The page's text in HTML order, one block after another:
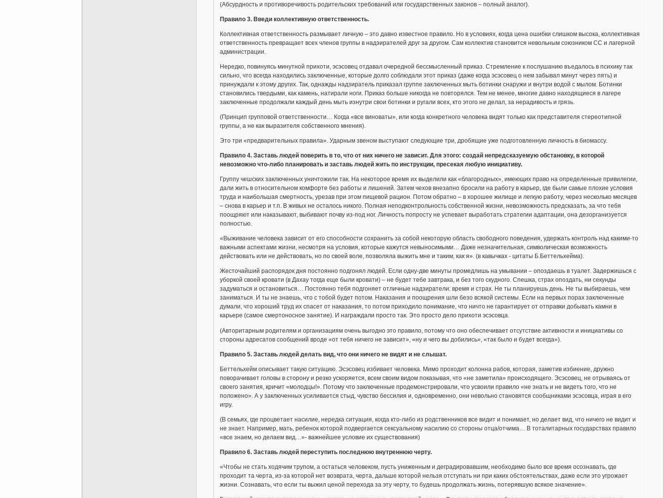
(Абсурдность и противоречивость родительских требований или государственных законов – полный аналог).
Правило 3. Введи коллективную ответственность.
Коллективная ответственность размывает личную – это давно известное правило. Но в условиях, когда цена ошибки слишком высока, коллективная
ответственность превращает всех членов группы в надзирателей друг за другом. Сам коллектив становится невольным союзником СС и лагерной
администрации.
Нередко, повинуясь минутной прихоти, эсэсовец отдавал очередной бессмысленный приказ. Стремление к послушанию въедалось в психику так
сильно, что всегда находились заключенные, которые долго соблюдали этот приказ (даже когда эсэсовец о нем забывал минут через пять) и
принуждали к этому других. Так, однажды надзиратель приказал группе заключенных мыть ботинки снаружи и внутри водой с мылом. Ботинки
становились твердыми, как камень, натирали ноги. Приказ больше никогда не повторялся. Тем не менее, многие давно находящиеся в лагере
заключенные продолжали каждый день мыть изнутри свои ботинки и ругали всех, кто этого не делал, за нерадивость и грязь.
(Принцип групповой ответственности… Когда «все виноваты», или когда конкретного человека видят только как представителя стереотипной
группы, а не как выразителя собственного мнения).
Это три «предварительных правила». Ударным звеном выступают следующие три, дробящие уже подготовленную личность в биомассу.
Правило 4. Заставь людей поверить в то, что от них ничего не зависит. Для этого: создай непредсказуемую обстановку, в которой
невозможно что-либо планировать и заставь людей жить по инструкции, пресекая любую инициативу.
Группу чешских заключенных уничтожили так. На некоторое время их выделили как «благородных», имеющих право на определенные привилегии,
дали жить в относительном комфорте без работы и лишений. Затем чехов внезапно бросили на работу в карьер, где были самые плохие условия
труда и наибольшая смертность, урезав при этом пищевой рацион. Потом обратно – в хорошее жилище и легкую работу, через несколько месяцев
– снова в карьер и т.п. В живых не осталось никого. Полная неподконтрольность собственной жизни, невозможность предсказать, за что тебя
поощряют или наказывают, выбивают почву из-под ног. Личность попросту не успевает выработать стратегии адаптации, она дезорганизуется
полностью.
«Выживание человека зависит от его способности сохранить за собой некоторую область свободного поведения, удержать контроль над какими-то
важными аспектами жизни, несмотря на условия, которые кажутся невыносимыми… Даже незначительная, символическая возможность
действовать или не действовать, но по своей воле, позволяла выжить мне и таким, как я». (в кавычках - цитаты Б.Беттельхейма).
Жесточайший распорядок дня постоянно подгонял людей. Если одну-две минуты промедлишь на умывании – опоздаешь в туалет. Задержишься с
уборкой своей кровати (в Дахау тогда еще были кровати) – не будет тебе завтрака, и без того скудного. Спешка, страх опоздать, ни секунды
задуматься и остановиться… Постоянно тебя подгоняет отличные надзиратели: время и страх. Не ты планируешь день. Не ты выбираешь, чем
заниматься. И ты не знаешь, что с тобой будет потом. Наказания и поощрения шли безо всякой системы. Если на первых порах заключенные
думали, что хороший труд их спасет от наказания, то потом приходило понимание, что ничто не гарантирует от отправки добывать камни в
карьере (самое смертоносное занятие). И награждали просто так. Это просто дело прихоти эсэсовца.
(Авторитарным родителям и организациям очень выгодно это правило, потому что оно обеспечивает отсутствие активности и инициативы со
стороны адресатов сообщений вроде «от тебя ничего не зависит», «ну и чего вы добились», «так было и будет всегда»).
Правило 5. Заставь людей делать вид, что они ничего не видят и не слышат.
Беттельхейм описывает такую ситуацию. Эсэсовец избивает человека. Мимо проходит колонна рабов, которая, заметив избиение, дружно
поворачивает головы в сторону и резко ускоряется, всем своим видом показывая, что «не заметила» происходящего. Эсэсовец, не отрываясь от
своего занятия, кричит «молодцы!». Потому что заключенные продемонстрировали, что усвоили правило «не знать и не видеть того, что не
положено». А у заключенных усиливается стыд, чувство бессилия и, одновременно, они невольно становятся сообщниками эсэсовца, играя в его
игру.
(В семьях, где процветает насилие, нередка ситуация, когда кто-либо из родственников все видит и понимает, но делает вид, что ничего не видит и
не знает. Например, мать, ребенок которой подвергается сексуальному насилию со стороны отца/отчима… В тоталитарных государствах правило
«все знаем, но делаем вид…»- важнейшее условие их существования)
Правило 6. Заставь людей переступить последнюю внутреннюю черту.
«Чтобы не стать ходячим трупом, а остаться человеком, пусть униженным и деградировавшим, необходимо было все время осознавать, где
проходит та черта, из-за которой нет возврата, черта, дальше которой нельзя отступать ни при каких обстоятельствах, даже если это угрожает
жизни. Сознавать, что если ты выжил ценой перехода за эту черту, то будешь продолжать жизнь, потерявшую всякое значение».